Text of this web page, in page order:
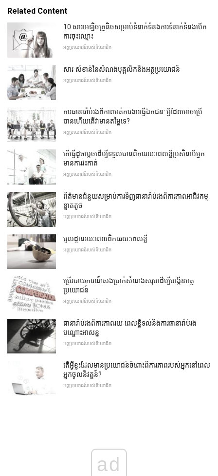
Related Content
10 សារអេឡិចត្រូនិចសម្រាប់ទំនាក់ទំនងការទំនាក់ទំនងបើក
ការចុះឈ្មោះ
អត្ថប្រយោជន៍របស់និយោជិក
សារៈសំខាន់នៃសំណងបុគ្គលិកនិងអត្ថប្រយោជន៍
អត្ថប្រយោជន៍របស់និយោជិក
ការធានារ៉ាប់រងពីភាពអត់ការងារធ្វើឯកជន: អ្វីដែលអាចប្រើ
បានហើយតើវាមានតម្លៃទេ?
អត្ថប្រយោជន៍របស់និយោជិក
តើធ្វើដូចម្តេចដើម្បីទទួលបានពិការរយៈពេលខ្លីប្រសិនបើអ្នក
មានការវះកាត់
អត្ថប្រយោជន៍របស់និយោជិក
ព័ត៌មានជំនួយសម្រាប់ការទិញធានារ៉ាប់រងពិការភាពអាជីវកម្ម
ខ្នាតតូច
អត្ថប្រយោជន៍របស់និយោជិក
មូលដ្ឋានរយៈពេលពិការរយៈពេលខ្លី
អត្ថប្រយោជន៍របស់និយោជិក
ប្រើរបាយការណ៍សងប្រាក់សំណងសរុបដើម្បីបង្កើនអត្ថ
ប្រយោជន៍
អត្ថប្រយោជន៍របស់និយោជិក
ធានារ៉ាប់រងពិការភាពរយៈពេលខ្លីទល់នឹងការធានារ៉ាប់រង
បណ្តោះអាសន្ន
អត្ថប្រយោជន៍របស់និយោជិក
តើអ្វីខ្លះដែលមានប្រយោជន៍ចំពោះពិការភាពរបស់អ្នកនៅពេល
អ្នកចូលនិវត្តន៍?
អត្ថប្រយោជន៍របស់និយោជិក
ad